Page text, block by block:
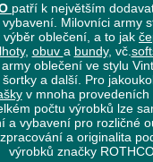
patří k největším
Milovníci army
oblečení, a to jak
, obuv a bundy, vč.
oblečení ve stylu
a další. Pro
v mnoha provedeních
počtu výrobků lze
a vybavení pro rozličné
a originalita
výrobků značky